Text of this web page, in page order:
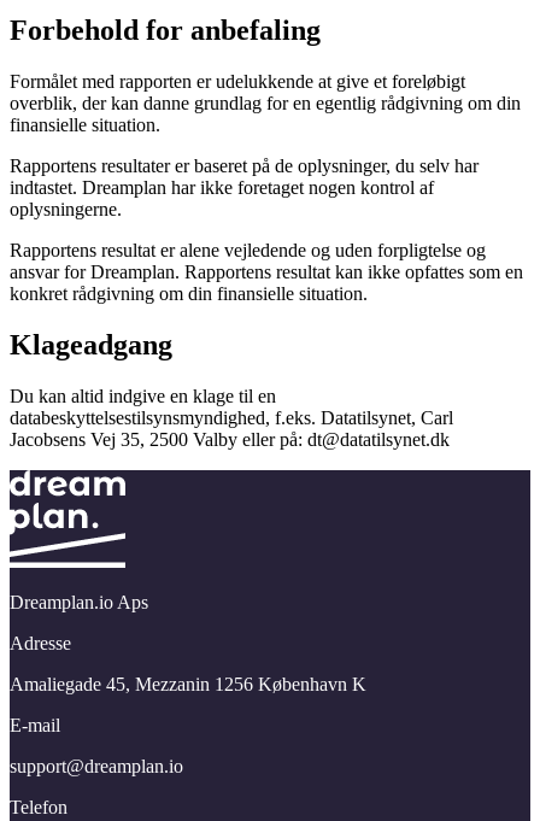
Forbehold for anbefaling
Formålet med rapporten er udelukkende at give et foreløbigt
overblik, der kan danne grundlag for en egentlig rådgivning om din
finansielle situation.
Rapportens resultater er baseret på de oplysninger, du selv har
indtastet. Dreamplan har ikke foretaget nogen kontrol af
oplysningerne.
Rapportens resultat er alene vejledende og uden forpligtelse og
ansvar for Dreamplan. Rapportens resultat kan ikke opfattes som en
konkret rådgivning om din finansielle situation.
Klageadgang
Du kan altid indgive en klage til en
databeskyttelsestilsynsmyndighed, f.eks. Datatilsynet, Carl
Jacobsens Vej 35, 2500 Valby eller på: dt@datatilsynet.dk
Dreamplan.io Aps
Adresse
Amaliegade 45,​ Mezzanin 1256 København K
E-mail
support@​dreamplan.​io
Telefon